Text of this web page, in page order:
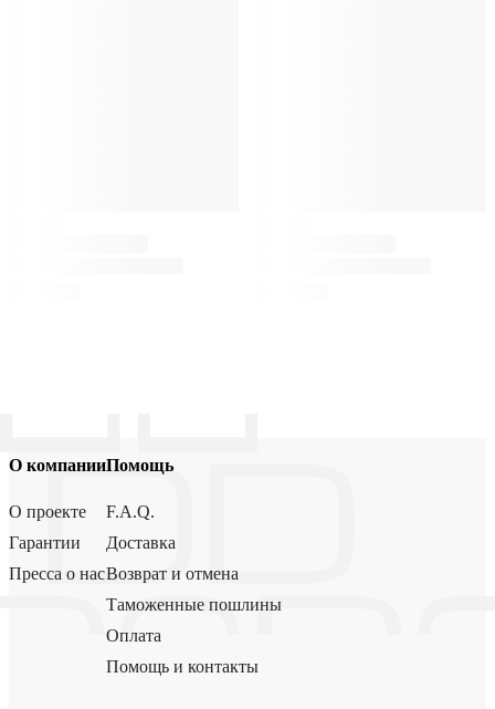
О компании
О проекте
Гарантии
Пресса о нас
Помощь
F.A.Q.
Доставка
Возврат и отмена
Таможенные пошлины
Оплата
Помощь и контакты